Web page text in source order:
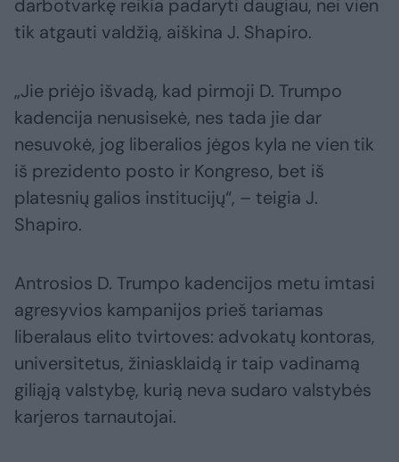
darbotvarkę reikia padaryti daugiau, nei vien
tik atgauti valdžią, aiškina J. Shapiro.
„Jie priėjo išvadą, kad pirmoji D. Trumpo
kadencija nenusisekė, nes tada jie dar
nesuvokė, jog liberalios jėgos kyla ne vien tik
iš prezidento posto ir Kongreso, bet iš
platesnių galios institucijų“, – teigia J.
Shapiro.
Antrosios D. Trumpo kadencijos metu imtasi
agresyvios kampanijos prieš tariamas
liberalaus elito tvirtoves: advokatų kontoras,
universitetus, žiniasklaidą ir taip vadinamą
giliąją valstybę, kurią neva sudaro valstybės
karjeros tarnautojai.